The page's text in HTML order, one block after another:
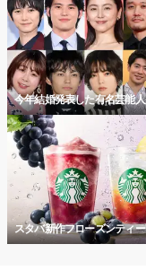
今年結婚発表した有名芸能人
スタバ新作フローズンティー